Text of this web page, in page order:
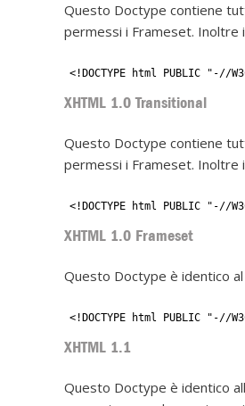
Questo Doctype contiene
permessi i Frameset. Inoltre
<!DOCTYPE html PUBLIC
XHTML 1.0 Transitional
Questo Doctype contiene
permessi i Frameset. Inoltre
<!DOCTYPE html PUBLIC
XHTML 1.0 Frameset
Questo Doctype è identico
<!DOCTYPE html PUBLIC "-//
XHTML 1.1
Questo Doctype è identico